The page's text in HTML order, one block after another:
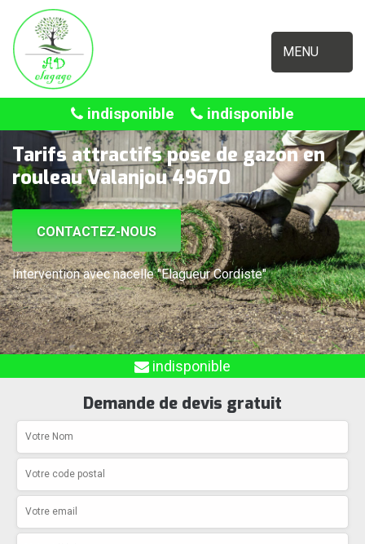
MENU
indisponible indisponible
Tarifs attractifs pose de gazon en
rouleau Valanjou 49670
CONTACTEZ-NOUS
Intervention avec nacelle "Elagueur Cordiste"
indisponible
Demande de devis gratuit